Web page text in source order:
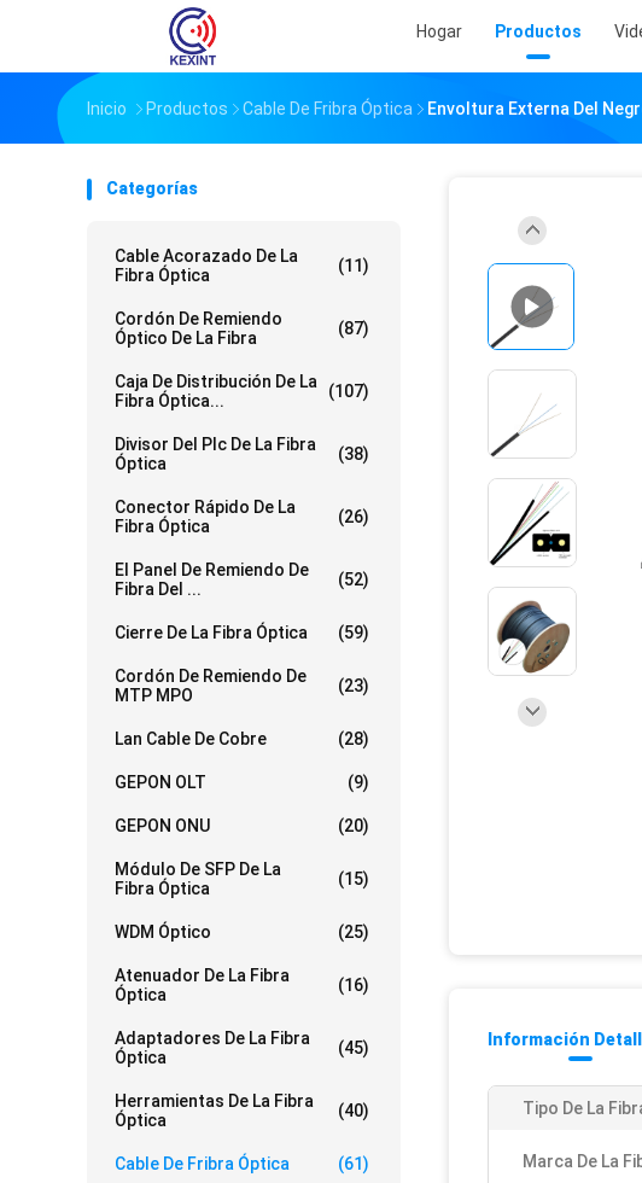
Hogar Productos
Inicio Productos Cable De Fribra Óptica Envoltura Externa Del
Categorías
Cable Acorazado De La
Fibra Óptica
(11)
Cordón De Remiendo
Óptico De La Fibra
(87)
Caja De Distribución De La
Fibra Óptica...
(107)
Divisor Del Plc De La Fibra
Óptica
(38)
Conector Rápido De La
Fibra Óptica
(26)
El Panel De Remiendo De
Fibra Del ...
(52)
Cierre De La Fibra Óptica (59)
Cordón De Remiendo De
MTP MPO
(23)
Lan Cable De Cobre (28)
GEPON OLT (9)
GEPON ONU (20)
Módulo De SFP De La
Fibra Óptica
(15)
WDM Óptico (25)
Atenuador De La Fibra
Óptica
(16)
Adaptadores De La Fibra
Óptica
(45)
Herramientas De La Fibra
Óptica
(40)
Cable De Fribra Óptica (61)
Información
Tipo De La
Marca De La